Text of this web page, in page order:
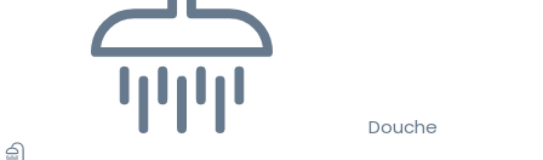
Douche